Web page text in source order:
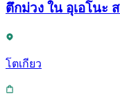
ตึกม่วง ใน อุเอโนะ
โตเกียว